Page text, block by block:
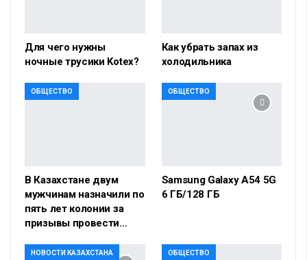
Для чего нужны
ночные трусики Kotex?
Как убрать запах из
холодильника
ОБЩЕСТВО
В Казахстане двум
мужчинам назначили по
пять лет колонии за
призывы провести…
ОБЩЕСТВО
Samsung Galaxy A54 5G
6 ГБ/128 ГБ
НОВОСТИ КАЗАХСТАНА ОБЩЕСТВО